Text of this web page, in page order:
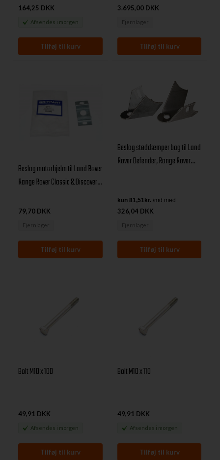
164,25 DKK
Afsendes i morgen
3.695,00 DKK
Fjernlager
Beslag motorhjelm til Land Rover
Range Rover Classic & Discovery
79,70 DKK
Fjernlager
Beslag støddæmper bag til Land
Rover Defender, Range Rover
326,04 DKK
Fjernlager
Bolt M10 x 100
49,91 DKK
Afsendes i morgen
Bolt M10 x 110
49,91 DKK
Afsendes i morgen